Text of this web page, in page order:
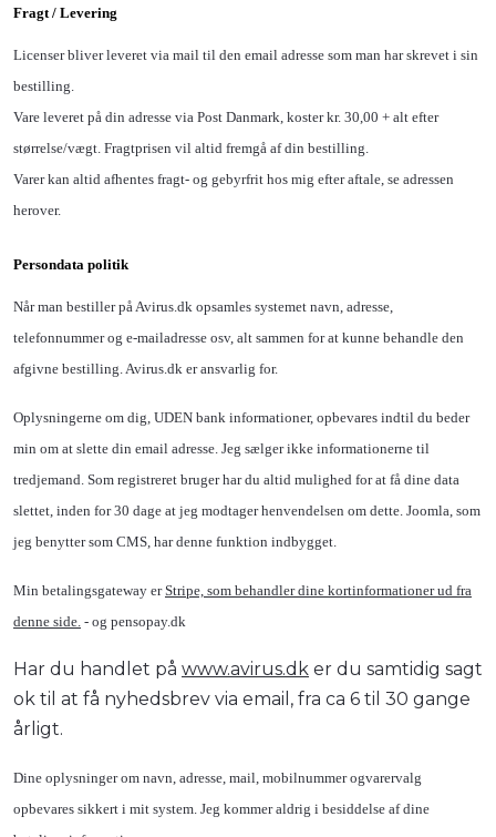
Fragt / Levering
Licenser bliver leveret via mail til den email adresse som man har skrevet i sin
bestilling.
Vare leveret på din adresse via Post Danmark, koster kr. 30,00 + alt efter
størrelse/vægt. Fragtprisen vil altid fremgå af din bestilling.
Varer kan altid afhentes fragt- og gebyrfrit hos mig efter aftale, se adressen
herover.
Persondata politik
Når man bestiller på Avirus.dk opsamles systemet navn, adresse,
telefonnummer og e-mailadresse osv, alt sammen for at kunne behandle den
afgivne bestilling. Avirus.dk er ansvarlig for.
Oplysningerne om dig, UDEN bank informationer, opbevares indtil du beder
min om at slette din email adresse. Jeg sælger ikke informationerne til
tredjemand. Som registreret bruger har du altid mulighed for at få dine data
slettet, inden for 30 dage at jeg modtager henvendelsen om dette. Joomla, som
jeg benytter som CMS, har denne funktion indbygget.
Min betalingsgateway erStripe, som behandler dine kortinformationer ud fra
denne side. - og pensopay.dk
Har du handlet på www.avirus.dk er du samtidig sagt
ok til at få nyhedsbrev via email, fra ca 6 til 30 gange
årligt.
Dine oplysninger om navn, adresse, mail, mobilnummer ogvarervalg
opbevares sikkert i mit system. Jeg kommer aldrig i besiddelse af dine